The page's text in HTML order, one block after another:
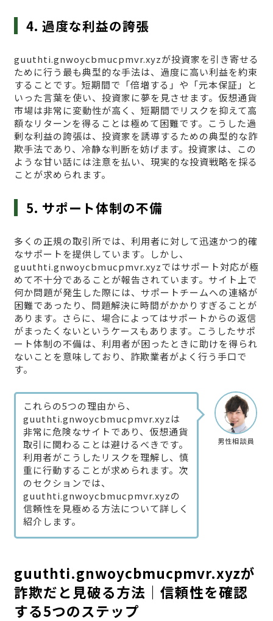
4. 過度な利益の誇張
guuthti.gnwoycbmucpmvr.xyzが投資家を引き寄せる
ために行う最も典型的な手法は、過度に高い利益を約束
することです。短期間で「倍増する」や「元本保証」と
いった言葉を使い、投資家に夢を見させます。仮想通貨
市場は非常に変動性が高く、短期間でリスクを抑えて高
額なリターンを得ることは極めて困難です。こうした過
剰な利益の誇張は、投資家を誘導するための典型的な詐
欺手法であり、冷静な判断を妨げます。投資家は、この
ような甘い話には注意を払い、現実的な投資戦略を採る
ことが求められます。
5. サポート体制の不備
多くの正規の取引所では、利用者に対して迅速かつ的確
なサポートを提供しています。しかし、
guuthti.gnwoycbmucpmvr.xyzではサポート対応が極
めて不十分であることが報告されています。サイト上で
何か問題が発生した際には、サポートチームへの連絡が
困難であったり、問題解決に時間がかかりすぎることが
あります。さらに、場合によってはサポートからの返信
がまったくないというケースもあります。こうしたサポ
ート体制の不備は、利用者が困ったときに助けを得られ
ないことを意味しており、詐欺業者がよく行う手口で
す。
男性相談員
これらの5つの理由から、
guuthti.gnwoycbmucpmvr.xyzは
非常に危険なサイトであり、仮想通貨
取引に関わることは避けるべきです。
利用者がこうしたリスクを理解し、慎
重に行動することが求められます。次
のセクションでは、
guuthti.gnwoycbmucpmvr.xyzの
信頼性を見極める方法について詳しく
紹介します。
guuthti.gnwoycbmucpmvr.xyzが
詐欺だと見破る方法｜信頼性を確認
する5つのステップ